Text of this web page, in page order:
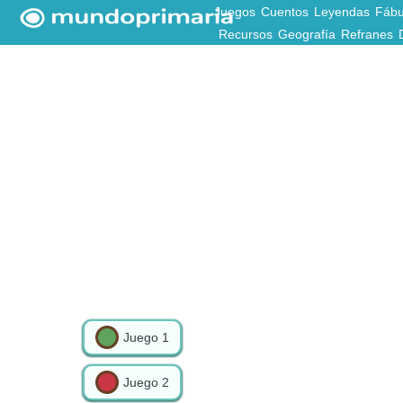
Juegos Cuentos Leyendas
Recursos Geografía Refranes
Juego 1
Juego 2